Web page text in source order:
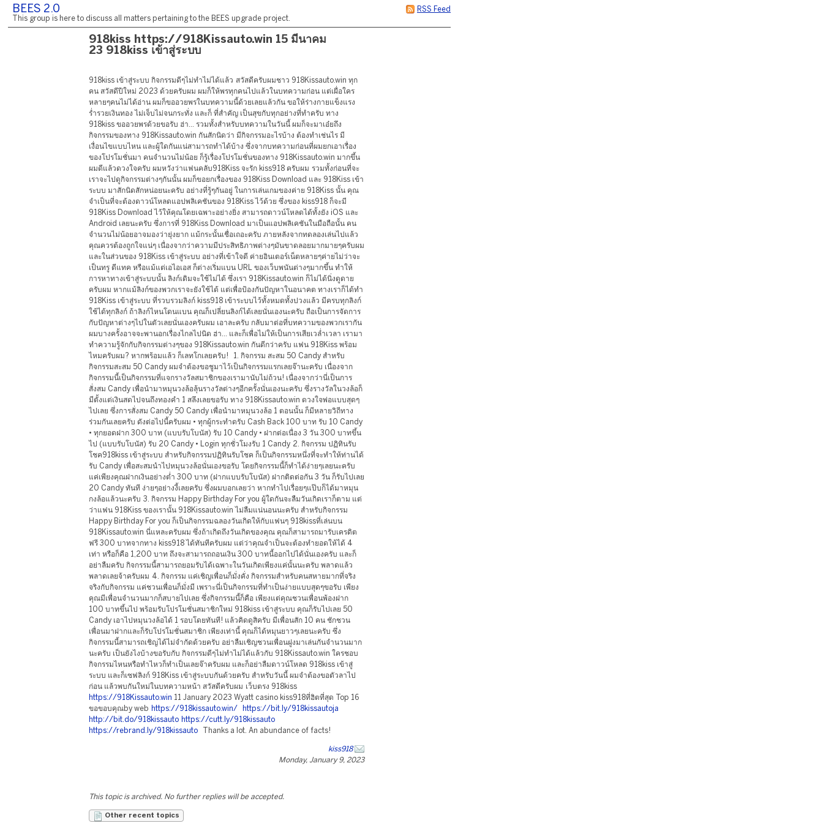
RSS Feed
BEES 2.0
This group is here to discuss all matters pertaining to the BEES upgrade project.
918kiss https://918Kissauto.win 15 มีนาคม
23 918kiss เข้าสู่ระบบ
918kiss เข้าสู่ระบบ กิจกรรมดีๆไม่ทำไม่ได้แล้ว สวัสดีครับผมชาว 918Kissauto.win ทุก
คน สวัสดีปีใหม่ 2023 ด้วยครับผม ผมก็ให้พรทุกคนไปแล้วในบทความก่อน แต่เผื่อใคร
หลายๆคนไม่ได้อ่าน ผมก็ขออวยพรในบทความนี้ด้วยเลยแล้วกัน ขอให้ร่างกายแข็งแรง
ร่ำรวยเงินทอง ไม่เจ็บไม่จนกระทั่ง และก็ ที่สำคัญ เป็นสุขกับทุกอย่างที่ทำครับ ทาง
918kiss ขออวยพรด้วยขอรับ ฮ่า... รวมทั้งสำหรับบทความในวันนี้ ผมก็จะมาเอ๋ยถึง
กิจกรรมของทาง 918Kissauto.win กันสักนิดว่า มีกิจกรรมอะไรบ้าง ต้องทำเช่นไร มี
เงื่อนไขแบบไหน และผู้ใดกันแน่สามารถทำได้บ้าง ซึ่งจากบทความก่อนที่ผมยกเอาเรื่อง
ของโปรโมชั่นมา คนจำนวนไม่น้อย ก็รู้เรื่องโปรโมชั่นของทาง 918Kissauto.win มากขึ้น
ผมดีแล้วดวงใจครับ ผมหวังว่าแฟนคลับ918Kiss จะรัก kiss918 ครับผม รวมทั้งก่อนที่จะ
เราจะไปดูกิจกรรมต่างๆกันนั้น ผมก็ขอยกเรื่องของ 918Kiss Download และ 918Kiss เข้า
ระบบ มาสักนิดสักหน่อยนะครับ อย่างที่รู้ๆกันอยู่ ในการเล่นเกมของค่าย 918Kiss นั้น คุณ
จำเป็นที่จะต้องดาวน์โหลดแอปพลิเคชันของ 918Kiss ไว้ด้วย ซึ่งของ kiss918 ก็จะมี
918Kiss Download ไว้ให้คุณโดยเฉพาะอย่างยิ่ง สามารถดาวน์โหลดได้ทั้งยัง iOS และ
Android เลยนะครับ ซึ่งการที่ 918Kiss Download มาเป็นแอปพลิเคชันในมือถือนั้น คน
จำนวนไม่น้อยอาจมองว่ายุ่งยาก แม้กระนั้นเชื่อเถอะครับ ภายหลังจากทดลองเล่นไปแล้ว
คุณควรต้องถูกใจแน่ๆ เนื่องจากว่าความมีประสิทธิภาพต่างๆมันขาดลอยมากมายๆครับผม
และในส่วนของ 918Kiss เข้าสู่ระบบ อย่างที่เข้าใจดี ค่ายอินเตอร์เน็ตหลายๆค่ายไม่ว่าจะ
เป็นทรู ดีแทค หรือแม้แต่เอไอเอส ก็ต่างเริ่มแบน URL ของเว็บพนันต่างๆมากขึ้น ทำให้
การหาทางเข้าสู่ระบบนั้น ลิงก์เดิมจะใช้ไม่ได้ ซึ่งเรา 918Kissauto.win ก็ไม่ได้นิ่งดูดาย
ครับผม หากแม้ลิงก์ของพวกเราจะยังใช้ได้ แต่เพื่อป้องกันปัญหาในอนาคต ทางเราก็ได้ทำ
918Kiss เข้าสู่ระบบ ที่รวบรวมลิงก์ kiss918 เข้าระบบไว้ทั้งหมดทั้งปวงแล้ว มีครบทุกลิงก์
ใช้ได้ทุกลิงก์ ถ้าลิงก์ไหนโดนแบน คุณก็เปลี่ยนลิงก์ได้เลยนั่นเองนะครับ ถือเป็นการจัดการ
กับปัญหาต่างๆไปในตัวเลยนั่นเองครับผม เอาละครับ กลับมาต่อที่บทความของพวกเรากัน
ผมบางครั้งอาจจะพานอกเรื่องไกลไปนิด ฮ่า... และก็เพื่อไม่ให้เป็นการเสียเวล่ำเวลา เรามา
ทำความรู้จักกับกิจกรรมต่างๆของ 918Kissauto.win กันดีกว่าครับ แฟน 918Kiss พร้อม
ไหมครับผม? หากพร้อมแล้ว ก็เลทโกเลยครับ! 1. กิจกรรม สะสม 50 Candy สำหรับ
กิจกรรมสะสม 50 Candy ผมจำต้องขอชูมาไว้เป็นกิจกรรมแรกเลยจ๊านะครับ เนื่องจาก
กิจกรรมนี้เป็นกิจกรรมที่แจกรางวัลสมาชิกของเรามานับไม่ถ้วน! เนื่องจากว่านี่เป็นการ
สั่งสม Candy เพื่อนำมาหมุนวงล้อลุ้นรางวัลต่างๆอีกครั้งนั่นเองนะครับ ซึ่งรางวัลในวงล้อก็
มีตั้งแต่เงินสดไปจนถึงทองคำ 1 สลึงเลยขอรับ ทาง 918Kissauto.win ดวงใจพ่อแบบสุดๆ
ไปเลย ซึ่งการสั่งสม Candy 50 Candy เพื่อนำมาหมุนวงล้อ 1 ตอนนั้น ก็มีหลายวิถีทาง
ร่วมกันเลยครับ ดังต่อไปนี้ครับผม • ทุกผู้กระทำดรับ Cash Back 100 บาท รับ 10 Candy
• ทุกยอดฝาก 300 บาท (แบบรับโบนัส) รับ 10 Candy • ฝากต่อเนื่อง 3 วัน 300 บาทขึ้น
ไป (แบบรับโบนัส) รับ 20 Candy • Login ทุกชั่วโมงรับ 1 Candy 2. กิจกรรม ปฏิทินรับ
โชค918kiss เข้าสู่ระบบ สำหรับกิจกรรมปฏิทินรับโชค ก็เป็นกิจกรรมหนึ่งที่จะทำให้ท่านได้
รับ Candy เพื่อสะสมนำไปหมุนวงล้อนั่นเองขอรับ โดยกิจกรรมนี้ก็ทำได้ง่ายๆเลยนะครับ
แค่เพียงคุณฝากเงินอย่างต่ำ 300 บาท (ฝากแบบรับโบนัส) ฝากติดต่อกัน 3 วัน ก็รับไปเลย
20 Candy ทันที ง่ายๆอย่างงี้เลยครับ ซึ่งผมบอกเลยว่า หากทำไปเรื่อยๆแป๊บก็ได้มาหมุน
กงล้อแล้วนะครับ 3. กิจกรรม Happy Birthday For you ผู้ใดกันจะลืมวันเกิดเราก็ตาม แต่
ว่าแฟน 918Kiss ของเรานั้น 918Kissauto.win ไม่ลืมแน่นอนนะครับ สำหรับกิจกรรม
Happy Birthday For you ก็เป็นกิจกรรมฉลองวันเกิดให้กับแฟนๆ 918kissที่เล่นบน
918Kissauto.win นี่แหละครับผม ซึ่งถ้าเกิดถึงวันเกิดของคุณ คุณก็สามารถมารับเครดิต
ฟรี 300 บาทจากทาง kiss918 ได้ทันทีครับผม แต่ว่าคุณจำเป็นจะต้องทำยอดให้ได้ 4
เท่า หรือก็คือ 1,200 บาท ถึงจะสามารถถอนเงิน 300 บาทนี้ออกไปได้นั่นเองครับ และก็
อย่าลืมครับ กิจกรรมนี้สามารถยอมรับได้เฉพาะในวันเกิดเพียงแค่นั้นนะครับ พลาดแล้ว
พลาดเลยจ้าครับผม 4. กิจกรรม แค่เชิญเพื่อนก็มั่งคั่ง กิจกรรมสำหรับคนสหายมากที่จริง
จริงกับกิจกรรม แค่ชวนเพื่อนก็มั่งมี เพราะนี่เป็นกิจกรรมที่ทำเป็นง่ายแบบสุดๆขอรับ เพียง
คุณมีเพื่อนจำนวนมากก็สบายไปเลย ซึ่งกิจกรรมนี้ก็คือ เพียงแต่คุณชวนเพื่อนพ้องฝาก
100 บาทขึ้นไป พร้อมรับโปรโมชั่นสมาชิกใหม่ 918kiss เข้าสู่ระบบ คุณก็รับไปเลย 50
Candy เอาไปหมุนวงล้อได้ 1 รอบโดยทันที! แล้วคิดดูสิครับ มีเพื่อนสัก 10 คน ชักชวน
เพื่อนมาฝากและก็รับโปรโมชั่นสมาชิก เพียงเท่านี้ คุณก็ได้หมุนยาวๆเลยนะครับ ซึ่ง
กิจกรรมนี้สามารถเชิญได้ไม่จำกัดด้วยครับ อย่าลืมเชิญชวนเพื่อนฝูงมาเล่นกันจำนวนมาก
นะครับ เป็นยังไงบ้างขอรับกับ กิจกรรมดีๆไม่ทำไม่ได้แล้วกับ 918Kissauto.win ใครชอบ
กิจกรรมไหนหรือทำไหวก็ทำเป็นเลยจ๊าครับผม และก็อย่าลืมดาวน์โหลด 918kiss เข้าสู่
ระบบ และก็เซฟลิงก์ 918Kiss เข้าสู่ระบบกันด้วยครับ สำหรับวันนี้ ผมจำต้องขอตัวลาไป
ก่อน แล้วพบกันใหม่ในบทความหน้า สวัสดีครับผม เว็บตรง 918kiss
https://918Kissauto.win 11 January 2023 Wyatt casino kiss918ที่ฮิตที่สุด Top 16
ขอขอบคุณby web
https://918kissauto.win/
https://bit.ly/918kissautoja
http://bit.do/918kissauto https://cutt.ly/918kissauto
https://rebrand.ly/918kissauto Thanks a lot. An abundance of facts!
kiss918
Monday, January 9, 2023
This topic is archived. No further replies will be accepted.
Other recent topics